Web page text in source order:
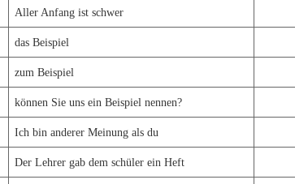
Aller Anfang ist schwer
das Beispiel
zum Beispiel
können Sie uns ein Beispiel nennen?
Ich bin anderer Meinung als du
Der Lehrer gab dem schüler ein Heft